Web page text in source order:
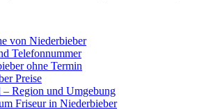
von Niederbieber
Telefonnummer
ohne Termin
Preise
Region und Umgebung
Friseur in Niederbieber